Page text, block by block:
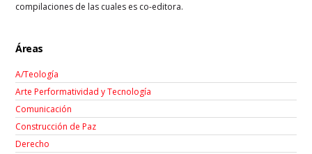
compilaciones de las cuales es co-editora.
Áreas
A/Teología
Arte Performatividad y Tecnología
Comunicación
Construcción de Paz
Derecho